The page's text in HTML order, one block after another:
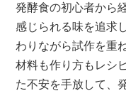
発酵食の初心者から
感じられる味を追求
わりながら試作を重
材料も作り方もレシ
た不安を手放して、